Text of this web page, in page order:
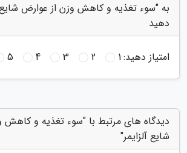
به "سوء تغذیه و کاهش وزن از عوارض شایع
دهید
امتیاز دهید:1
2
3
4
5
دیدگاه های مرتبط با "سوء تغذیه و کاهش
شایع آلزایمر"